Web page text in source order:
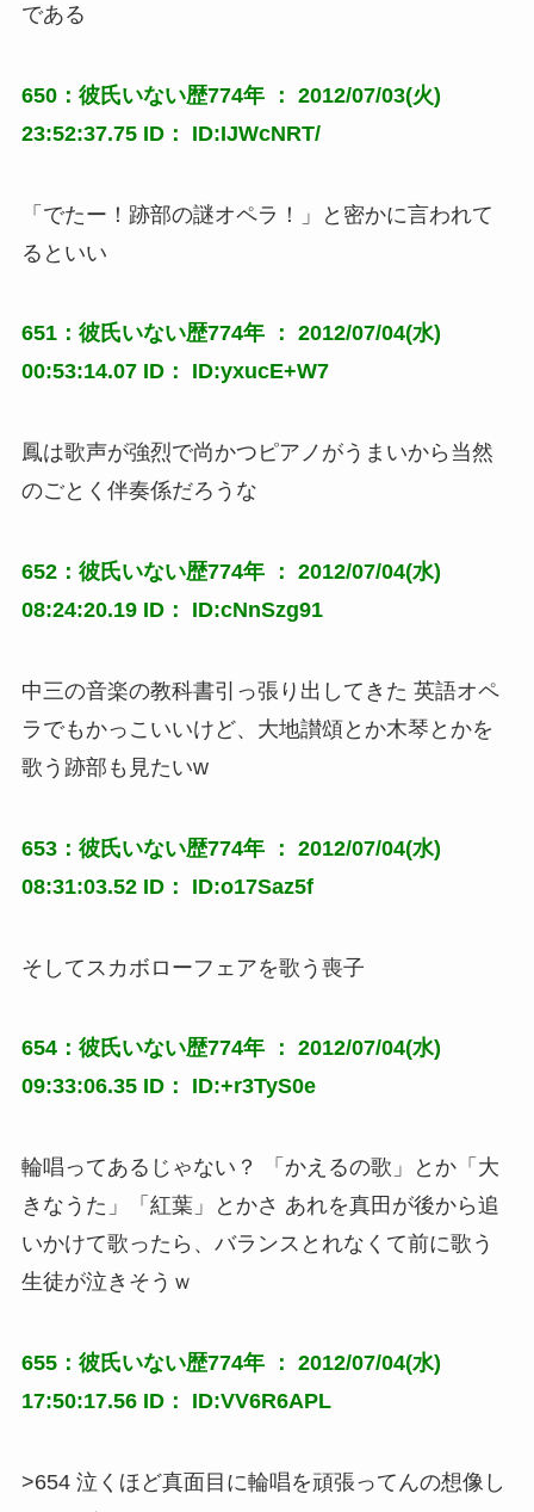
である
650：彼氏いない歴774年 ： 2012/07/03(火)
23:52:37.75 ID： ID:IJWcNRT/
「でたー！跡部の謎オペラ！」と密かに言われて
るといい
651：彼氏いない歴774年 ： 2012/07/04(水)
00:53:14.07 ID： ID:yxucE+W7
鳳は歌声が強烈で尚かつピアノがうまいから当然
のごとく伴奏係だろうな
652：彼氏いない歴774年 ： 2012/07/04(水)
08:24:20.19 ID： ID:cNnSzg91
中三の音楽の教科書引っ張り出してきた 英語オペ
ラでもかっこいいけど、大地讃頌とか木琴とかを
歌う跡部も見たいw
653：彼氏いない歴774年 ： 2012/07/04(水)
08:31:03.52 ID： ID:o17Saz5f
そしてスカボローフェアを歌う喪子
654：彼氏いない歴774年 ： 2012/07/04(水)
09:33:06.35 ID： ID:+r3TyS0e
輪唱ってあるじゃない？ 「かえるの歌」とか「大
きなうた」「紅葉」とかさ あれを真田が後から追
いかけて歌ったら、バランスとれなくて前に歌う
生徒が泣きそうｗ
655：彼氏いない歴774年 ： 2012/07/04(水)
17:50:17.56 ID： ID:VV6R6APL
>654 泣くほど真面目に輪唱を頑張ってんの想像し